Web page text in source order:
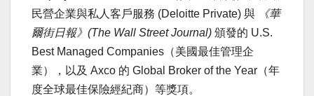
民營企業與私人客戶服務 (Deloitte Private) 與
《華
爾街日報》(The Wall Street Journal) 頒發的 U.S.
Best Managed Companies（美國最佳管理企
業），以及 Axco 的 Global Broker of the Year（年
度全球最佳保險經紀商）等獎項。